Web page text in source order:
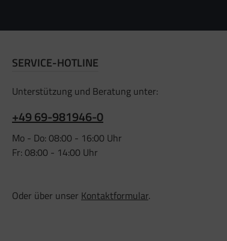
SERVICE-HOTLINE
Unterstützung und Beratung unter:
+49 69-981946-0
Mo - Do: 08:00 - 16:00 Uhr
Fr: 08:00 - 14:00 Uhr
Oder über unser Kontaktformular.